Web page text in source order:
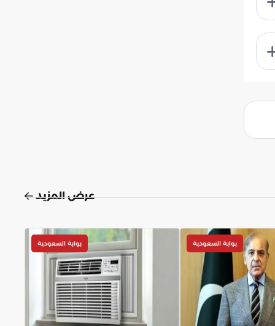
عرض المزيد
بوابة السعودية بوابة السعودية